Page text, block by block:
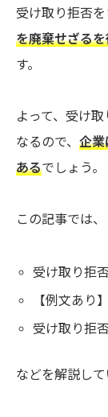
受け取り拒否
を廃棄せざる
す。
よって、受け
なるので、 企業
あるでしょう。
この記事では、
受け取り拒
【例文あり
受け取り拒
などを解説して